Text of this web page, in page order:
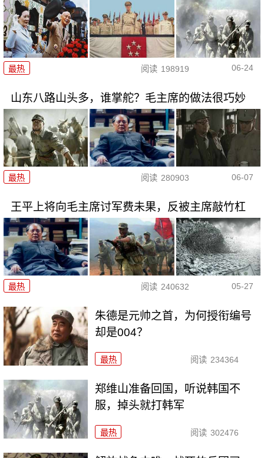
最热 阅读 198919 06-24
山东八路山头多，谁掌舵？毛主席的做法很巧妙
最热 阅读 280903 06-07
王平上将向毛主席讨军费未果，反被主席敲竹杠
最热 阅读 240632 05-27
朱德是元帅之首，为何授衔编号
却是004？
最热 阅读 234364
郑维山准备回国，听说韩国不
服，掉头就打韩军
最热 阅读 302476